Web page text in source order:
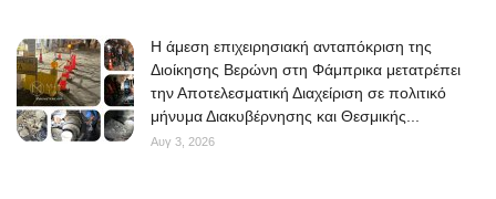
Η άμεση επιχειρησιακή ανταπόκριση της
Διοίκησης Βερώνη στη Φάμπρικα μετατρέπει
την Αποτελεσματική Διαχείριση σε πολιτικό
μήνυμα Διακυβέρνησης και Θεσμικής...
Αυγ 3, 2026